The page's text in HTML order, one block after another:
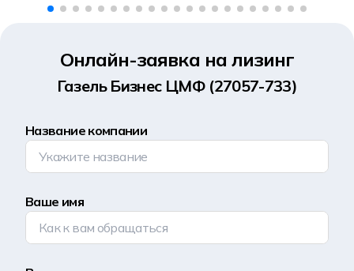
Онлайн-заявка на лизинг
Газель Бизнес ЦМФ (27057-733)
Название компании
Ваше имя